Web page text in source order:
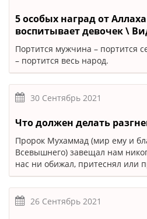
5 особых наград от
воспитывает девочек \
Портится мужчина – портится
– портится весь народ.
30 Сентябрь 2021
Что должен делать
Пророк Мухаммад (мир ему и
Всевышнего) завещал нам
нас ни обижал, притеснял или
26 Сентябрь 2021